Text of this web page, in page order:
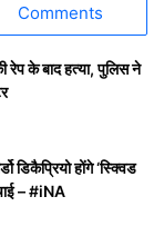
Comments
रेप के बाद हत्या, पुलिस ने
डिकैप्रियो होंगे ‘स्क्विड
– #iNA